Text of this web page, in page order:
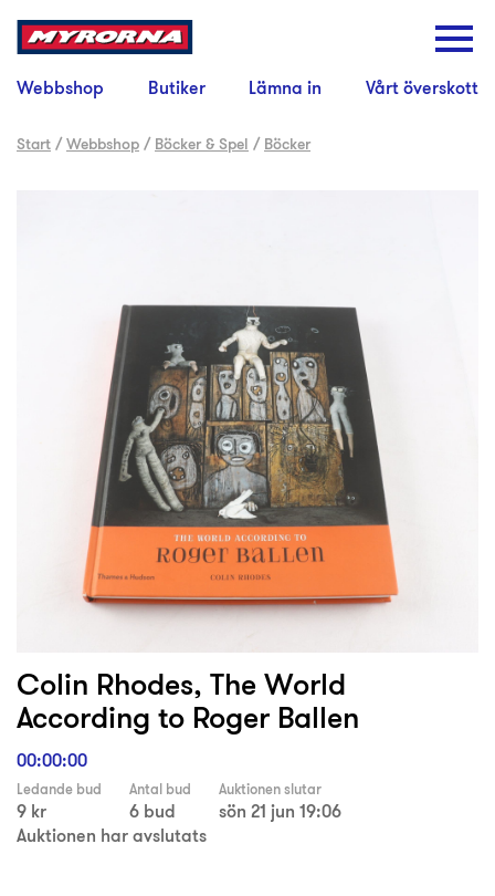
Webbshop Butiker Lämna in Vårt överskott
Start /Webbshop / Böcker & Spel / Böcker
Colin Rhodes, The World
According to Roger Ballen
00:00:00
Ledande bud
9 kr
Antal bud
6 bud
Auktionen slutar
sön 21 jun 19:06
Auktionen har avslutats